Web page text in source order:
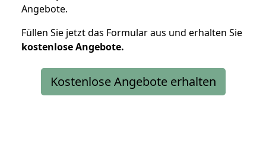
Angebote.
Füllen Sie jetzt das Formular aus und erhalten Sie
kostenloseAngebote.
Kostenlose Angebote erhalten